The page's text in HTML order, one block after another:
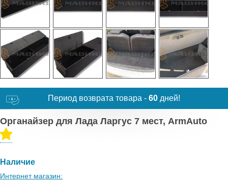
Период возврата товара - 60 дней!
Органайзер для Лада Ларгус 7 мест, ArmAuto
Наличие
Интернет магазин: